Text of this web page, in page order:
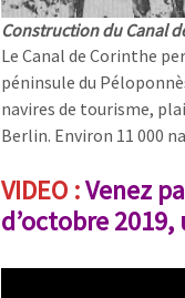
Construction du Canal
Le Canal de Corinthe
péninsule du
navires de tourisme,
Berlin. Environ 11 000
VIDEO :Venez
d’octobre